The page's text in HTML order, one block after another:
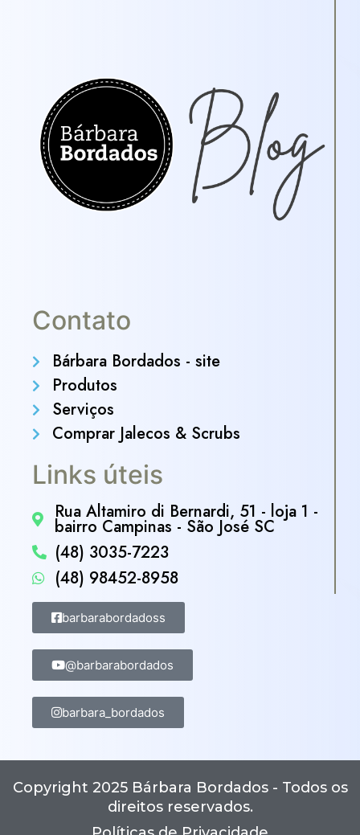
Contato
Bárbara Bordados - site
Produtos
Serviços
Comprar Jalecos & Scrubs
Links úteis
Rua Altamiro di Bernardi, 51 - loja 1 -
bairro Campinas - São José SC
(48) 3035-7223
(48) 98452-8958
barbarabordadoss
@barbarabordados
barbara_bordados
Copyright 2025 Bárbara Bordados - Todos os
direitos reservados.